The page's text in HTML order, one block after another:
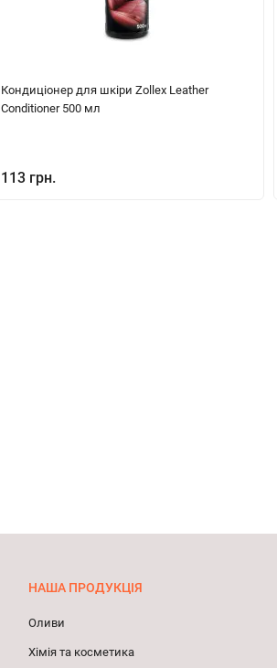
Кондиціонер для шкіри Zollex Leather
Conditioner 500 мл
113 грн.
НАША ПРОДУКЦІЯ
Оливи
Хімія та косметика